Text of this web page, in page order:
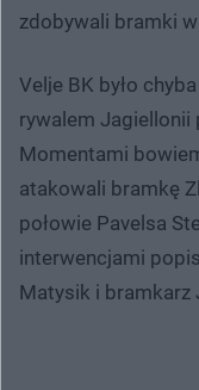
zdobywali bramki
Velje BK było
rywalem Jagiellonii
Momentami
atakowali bramkę
połowie Pavelsa
interwencjami
Matysik i bramkarz